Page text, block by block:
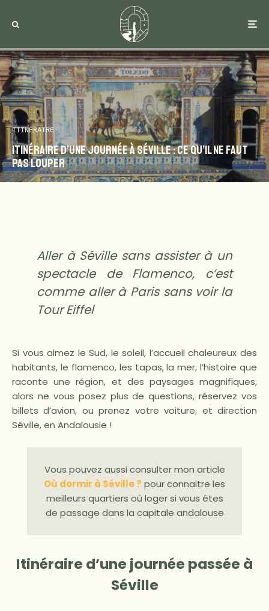
ITINERAIRE
Itinéraire d’une journée à Séville : Ce qu’il ne faut
pas louper
Aller à Séville sans assister à un
spectacle de Flamenco, c’est
comme aller à Paris sans voir la
Tour Eiffel
Si vous aimez le Sud, le soleil, l’accueil chaleureux des
habitants, le flamenco, les tapas, la mer, l’histoire que
raconte une région, et des paysages magnifiques,
alors ne vous posez plus de questions, réservez vos
billets d’avion, ou prenez votre voiture, et direction
Séville, en Andalousie !
Vous pouvez aussi consulter mon article
Où dormir à Séville ? pour connaitre les
meilleurs quartiers où loger si vous êtes
de passage dans la capitale andalouse
Itinéraire d’une journée passée à
Séville